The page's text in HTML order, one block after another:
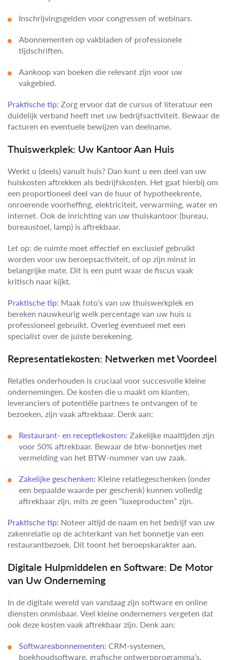
Inschrijvingsgelden voor congressen of webinars.
Abonnementen op vakbladen of professionele
tijdschriften.
Aankoop van boeken die relevant zijn voor uw
vakgebied.
Praktische tip: Zorg ervoor dat de cursus of literatuur een
duidelijk verband heeft met uw bedrijfsactiviteit. Bewaar de
facturen en eventuele bewijzen van deelname.
Thuiswerkplek: Uw Kantoor Aan Huis
Werkt u (deels) vanuit huis? Dan kunt u een deel van uw
huiskosten aftrekken als bedrijfskosten. Het gaat hierbij om
een proportioneel deel van de huur of hypotheekrente,
onroerende voorheffing, elektriciteit, verwarming, water en
internet. Ook de inrichting van uw thuiskantoor (bureau,
bureaustoel, lamp) is aftrekbaar.
Let op: de ruimte moet effectief en exclusief gebruikt
worden voor uw beroepsactiviteit, of op zijn minst in
belangrijke mate. Dit is een punt waar de fiscus vaak
kritisch naar kijkt.
Praktische tip: Maak foto’s van uw thuiswerkplek en
bereken nauwkeurig welk percentage van uw huis u
professioneel gebruikt. Overleg eventueel met een
specialist over de juiste berekening.
Representatiekosten: Netwerken met Voordeel
Relaties onderhouden is cruciaal voor succesvolle kleine
ondernemingen. De kosten die u maakt om klanten,
leveranciers of potentiële partners te ontvangen of te
bezoeken, zijn vaak aftrekbaar. Denk aan:
Restaurant- en receptiekosten: Zakelijke maaltijden zijn
voor 50% aftrekbaar. Bewaar de btw-bonnetjes met
vermelding van het BTW-nummer van uw zaak.
Zakelijke geschenken: Kleine relatiegeschenken (onder
een bepaalde waarde per geschenk) kunnen volledig
aftrekbaar zijn, mits ze geen “luxeproducten” zijn.
Praktische tip: Noteer altijd de naam en het bedrijf van uw
zakenrelatie op de achterkant van het bonnetje van een
restaurantbezoek. Dit toont het beroepskarakter aan.
Digitale Hulpmiddelen en Software: De Motor
van Uw Onderneming
In de digitale wereld van vandaag zijn software en online
diensten onmisbaar. Veel kleine ondernemers vergeten dat
ook deze kosten vaak aftrekbaar zijn. Denk aan:
Softwareabonnementen: CRM-systemen,
boekhoudsoftware, grafische ontwerpprogramma’s,